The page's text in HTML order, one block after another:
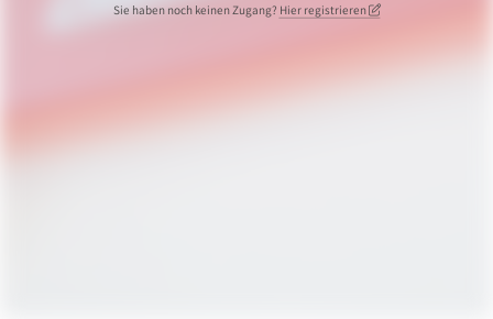
Sie haben noch keinen Zugang? Hier registrieren